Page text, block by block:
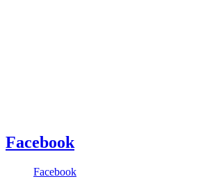
Facebook
Facebook